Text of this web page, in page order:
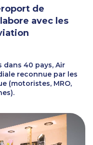
de
avec les
dans 40 pays, Air
reconnue par les
(motoristes, MRO,